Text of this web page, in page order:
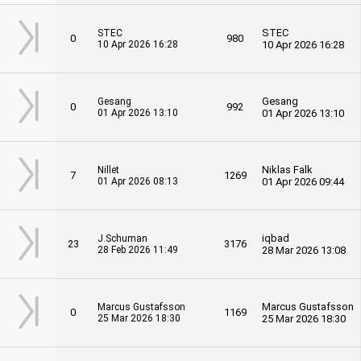
0
STEC
10 Apr 2026 16:28
980
STEC
10 Apr 2026 16:28
0
Gesang
01 Apr 2026 13:10
992
Gesang
01 Apr 2026 13:10
7
Nillet
01 Apr 2026 08:13
1269
Niklas Falk
01 Apr 2026 09:44
23
J.Schuman
28 Feb 2026 11:49
3176
iqbad
28 Mar 2026 13:08
0
Marcus Gustafsson
25 Mar 2026 18:30
1169
Marcus Gustafsson
25 Mar 2026 18:30